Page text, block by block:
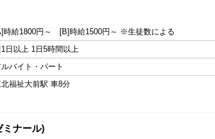
時給1800円～ [B]時給1500円～ ※生徒数による
日以上 1日5時間以上
ルバイト・パート
福祉大前駅 車8分
ミナール)